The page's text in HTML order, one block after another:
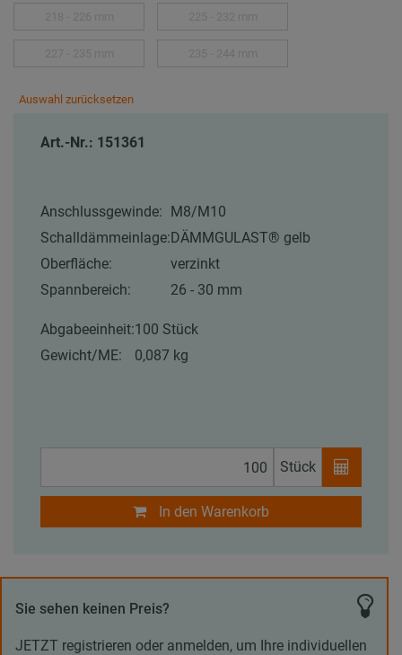
Auswahl zurücksetzen
Art.-Nr.: 151361
Anschlussgewinde:
M8/M10
Schalldämmeinlage: DÄMMGULAST® gelb
Oberfläche:
verzinkt
Spannbereich:
26 - 30 mm
Abgabeeinheit:100 Stück
Gewicht/ME:
0,087 kg
Stück
In den Warenkorb
Sie sehen keinen Preis?
JETZT registrieren oder anmelden, um Ihre individuellen